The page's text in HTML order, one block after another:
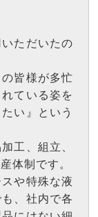
ただいたの
皆様が多忙
ている姿を
い』という
工、組立、
体制です。
や特殊な液
、社内で各